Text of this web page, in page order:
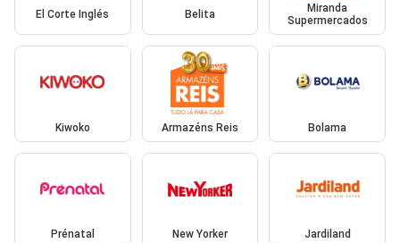
El Corte Inglés Belita
Miranda
Supermercados
Kiwoko Armazéns Reis Bolama
Prénatal New Yorker Jardiland